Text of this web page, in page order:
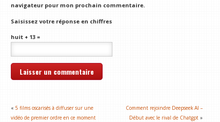
navigateur pour mon prochain commentaire.
Saisissez votre réponse en chiffres
huit + 13 =
«5 films oscarisés à diffuser sur une
vidéo de premier ordre en ce moment
Comment rejoindre Deepseek AI –
Début avec le rival de Chatgpt »